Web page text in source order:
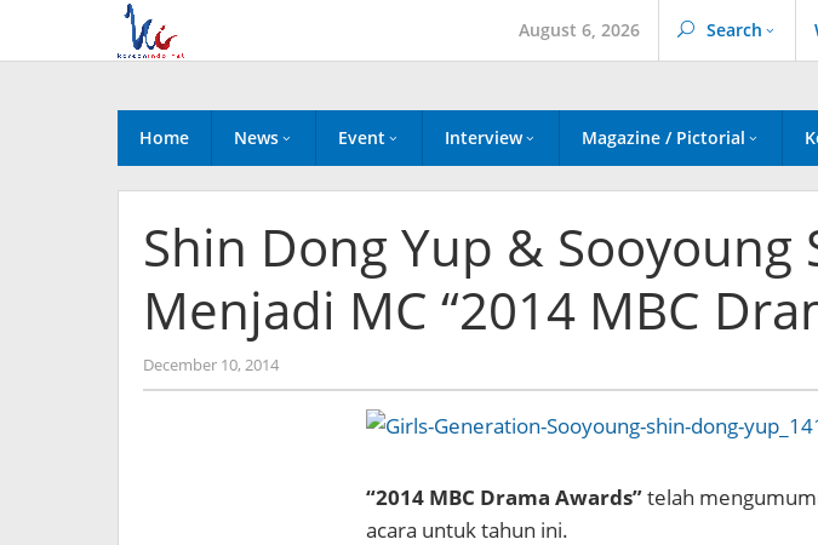
content
August 6, 2026 Search
Home News Event Interview Magazine / Pictorial
Shin Dong Yup & Sooyoung
Menjadi MC “2014 MBC
December 10, 2014by
Koreanindo
“2014 MBC Drama Awards”telah
acara untuk tahun ini.